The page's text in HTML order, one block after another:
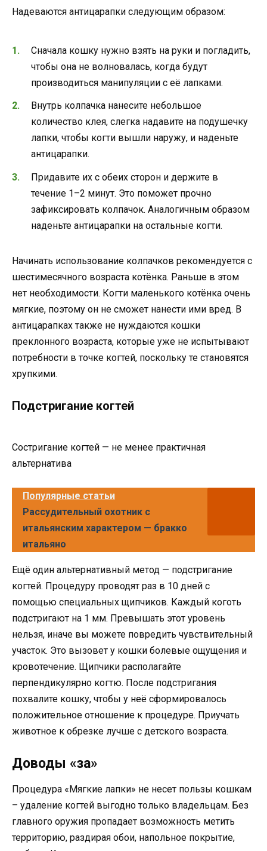
Надеваются антицарапки следующим образом:
Сначала кошку нужно взять на руки и погладить,
чтобы она не волновалась, когда будут
производиться манипуляции с её лапками.
Внутрь колпачка нанесите небольшое
количество клея, слегка надавите на подушечку
лапки, чтобы когти вышли наружу, и наденьте
антицарапки.
Придавите их с обеих сторон и держите в
течение 1–2 минут. Это поможет прочно
зафиксировать колпачок. Аналогичным образом
наденьте антицарапки на остальные когти.
Начинать использование колпачков рекомендуется с
шестимесячного возраста котёнка. Раньше в этом
нет необходимости. Когти маленького котёнка очень
мягкие, поэтому он не сможет нанести ими вред. В
антицарапках также не нуждаются кошки
преклонного возраста, которые уже не испытывают
потребности в точке когтей, поскольку те становятся
хрупкими.
Подстригание когтей
Состригание когтей — не менее практичная
альтернатива
Популярные статьи
Рассудительный охотник с
итальянским характером — бракко
итальяно
Ещё один альтернативный метод — подстригание
когтей. Процедуру проводят раз в 10 дней с
помощью специальных щипчиков. Каждый коготь
подстригают на 1 мм. Превышать этот уровень
нельзя, иначе вы можете повредить чувствительный
участок. Это вызовет у кошки болевые ощущения и
кровотечение. Щипчики располагайте
перпендикулярно когтю. После подстригания
похвалите кошку, чтобы у неё сформировалось
положительное отношение к процедуре. Приучать
животное к обрезке лучше с детского возраста.
Доводы «за»
Процедура «Мягкие лапки» не несет пользы кошкам
– удаление когтей выгодно только владельцам. Без
главного оружия пропадает возможность метить
территорию, раздирая обои, напольное покрытие,